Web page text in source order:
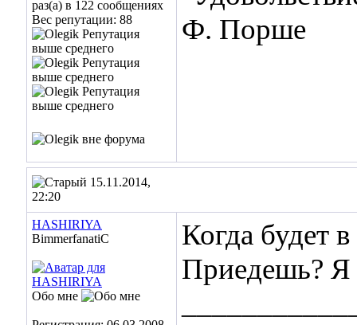
раз(а) в 122 сообщениях
Вес репутации: 88
Ф. Порше
15.11.2014,
22:20
HASHIRIYA
BimmerfanatiC
Обо мне
Когда будет
Приедешь? Я